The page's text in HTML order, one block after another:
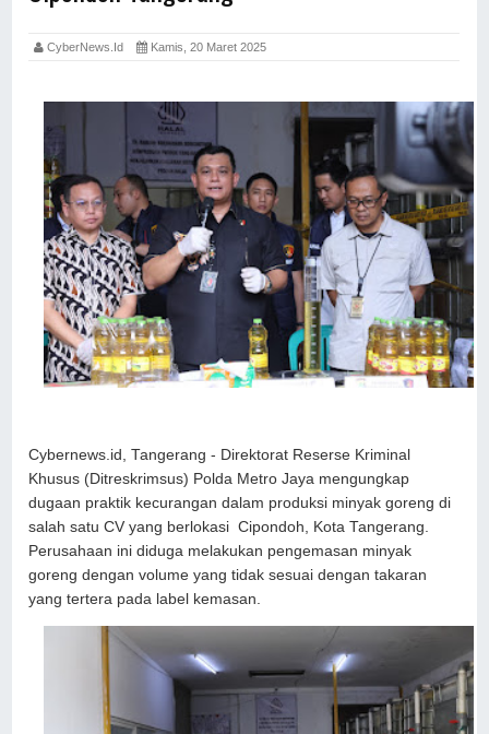
CyberNews.id Kamis, 20 Maret 2025
Cybernews.id, Tangerang - Direktorat Reserse Kriminal
Khusus (Ditreskrimsus) Polda Metro Jaya mengungkap
dugaan praktik kecurangan dalam produksi minyak goreng di
salah satu CV yang berlokasi Cipondoh, Kota Tangerang.
Perusahaan ini diduga melakukan pengemasan minyak
goreng dengan volume yang tidak sesuai dengan takaran
yang tertera pada label kemasan.